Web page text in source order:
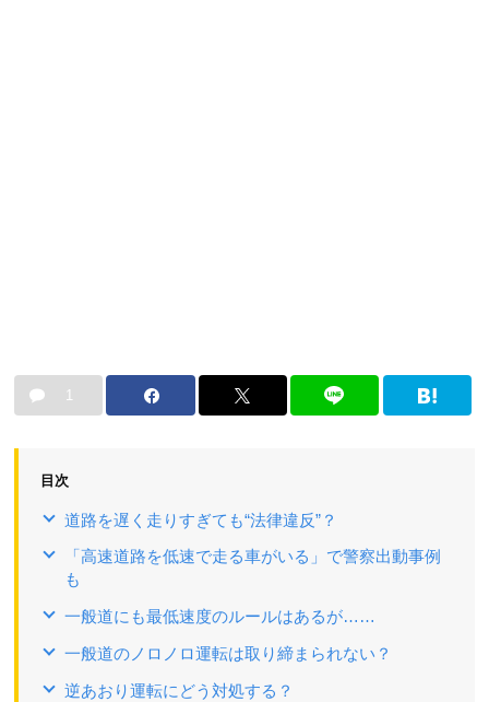
1
目次
道路を遅く走りすぎても“法律違反”？
「高速道路を低速で走る車がいる」で警察出動事例
も
一般道にも最低速度のルールはあるが……
一般道のノロノロ運転は取り締まられない？
逆あおり運転にどう対処する？